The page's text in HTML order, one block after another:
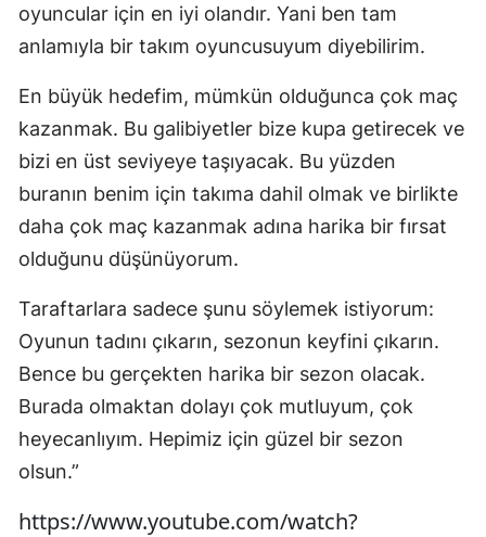
oyuncular için en iyi olandır. Yani ben tam
anlamıyla bir takım oyuncusuyum diyebilirim.
En büyük hedefim, mümkün olduğunca çok maç
kazanmak. Bu galibiyetler bize kupa getirecek ve
bizi en üst seviyeye taşıyacak. Bu yüzden
buranın benim için takıma dahil olmak ve birlikte
daha çok maç kazanmak adına harika bir fırsat
olduğunu düşünüyorum.
Taraftarlara sadece şunu söylemek istiyorum:
Oyunun tadını çıkarın, sezonun keyfini çıkarın.
Bence bu gerçekten harika bir sezon olacak.
Burada olmaktan dolayı çok mutluyum, çok
heyecanlıyım. Hepimiz için güzel bir sezon
olsun.”
https://www.youtube.com/watch?